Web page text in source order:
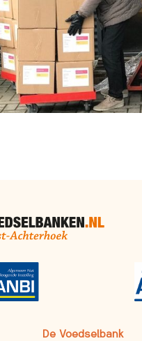
De Voedselbank